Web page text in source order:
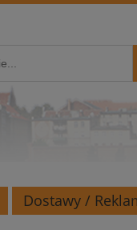
Dostawy /